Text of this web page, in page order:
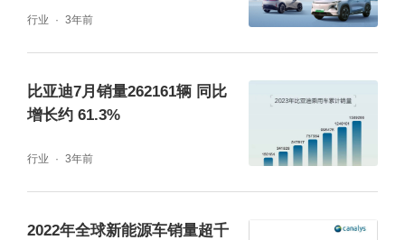
行业 3年前
比亚迪7月销量262161辆 同比
增长约 61.3%
行业 3年前
2022年全球新能源车销量超千